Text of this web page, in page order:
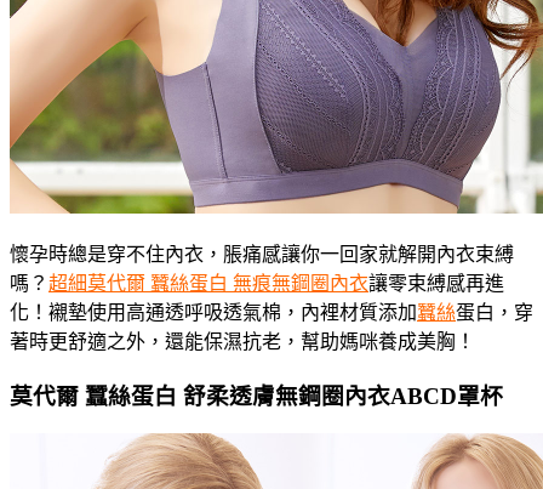
懷孕時總是穿不住內衣，脹痛感讓你一回家就解開內衣束縛
嗎？ 超細莫代爾 蠶絲蛋白 無痕無鋼圈內衣讓零束縛感再進
化！襯墊使用高通透呼吸透氣棉，內裡材質添加蠶絲蛋白，穿
著時更舒適之外，還能保濕抗老，幫助媽咪養成美胸！
莫代爾 蠶絲蛋白 舒柔透膚無鋼圈內衣ABCD罩杯